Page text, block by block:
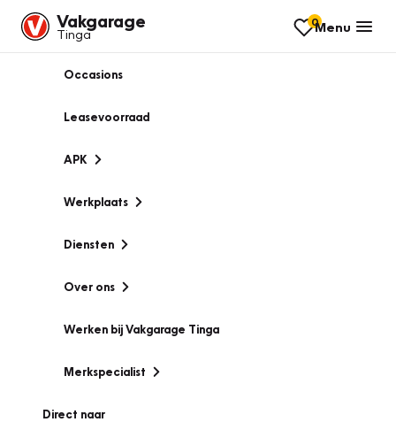
Vakgarage
Tinga
0Menu
Occasions
Leasevoorraad
APK
Werkplaats
Diensten
Over ons
Werken bij Vakgarage Tinga
Merkspecialist
Direct naar